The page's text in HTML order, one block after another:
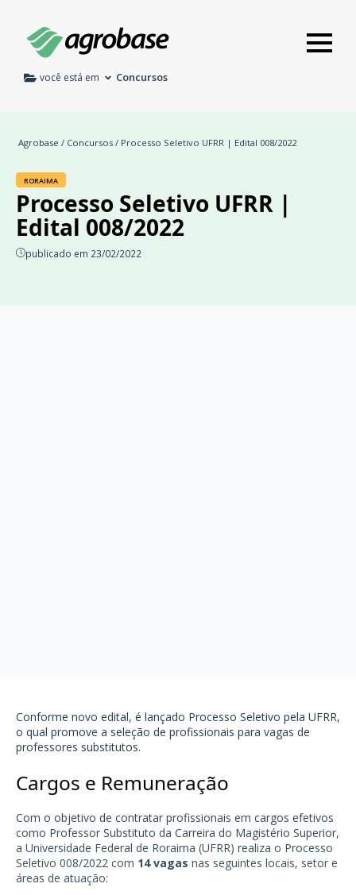
você está em Concursos
Agrobase / Concursos / Processo Seletivo UFRR | Edital 008/2022
RORAIMA
Processo Seletivo UFRR |
Edital 008/2022
publicado em 23/02/2022
Conforme novo edital, é lançado Processo Seletivo pela UFRR,
o qual promove a seleção de profissionais para vagas de
professores substitutos.
Cargos e Remuneração
Com o objetivo de contratar profissionais em cargos efetivos
como Professor Substituto da Carreira do Magistério Superior,
a Universidade Federal de Roraima (UFRR) realiza o Processo
Seletivo 008/2022 com 14 vagas nas seguintes locais, setor e
áreas de atuação: